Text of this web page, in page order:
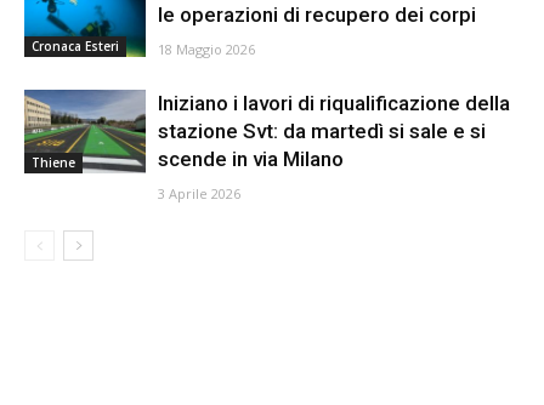
Cronaca Esteri
le operazioni di recupero dei corpi
18 Maggio 2026
Thiene
Iniziano i lavori di riqualificazione della
stazione Svt: da martedì si sale e si
scende in via Milano
3 Aprile 2026